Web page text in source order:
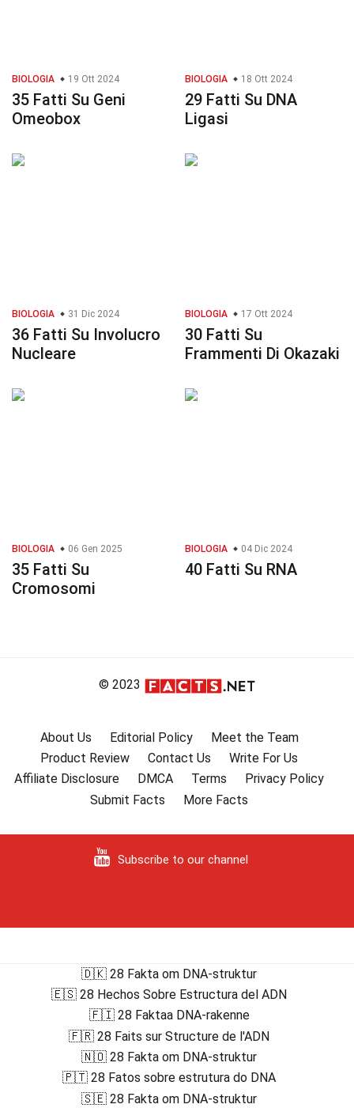
BIOLOGIA 19 Ott 2024
35 Fatti Su Geni
Omeobox
BIOLOGIA 18 Ott 2024
29 Fatti Su DNA
Ligasi
BIOLOGIA 31 Dic 2024
36 Fatti Su Involucro
Nucleare
BIOLOGIA 17 Ott 2024
30 Fatti Su
Frammenti Di Okazaki
BIOLOGIA 06 Gen 2025
35 Fatti Su
Cromosomi
BIOLOGIA 04 Dic 2024
40 Fatti Su RNA
© 2023
About Us Editorial Policy
Meet the Team
Product Review
Contact Us
Write For Us
Affiliate Disclosure
DMCA Terms
Privacy Policy
Submit Facts
More Facts
Subscribe to our channel
🇩🇰 28 Fakta om DNA-struktur
🇪🇸 28 Hechos Sobre Estructura del ADN
🇫🇮 28 Faktaa DNA-rakenne
🇫🇷 28 Faits sur Structure de l'ADN
🇳🇴 28 Fakta om DNA-struktur
🇵🇹 28 Fatos sobre estrutura do DNA
🇸🇪 28 Fakta om DNA-struktur